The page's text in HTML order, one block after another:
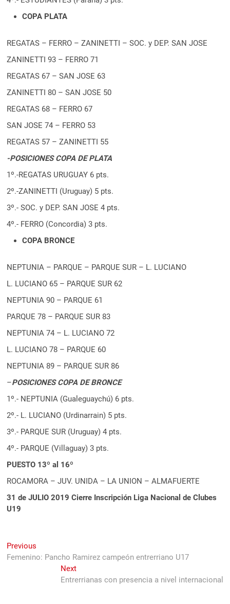
COPA PLATA
REGATAS – FERRO – ZANINETTI – SOC. y DEP. SAN JOSE
ZANINETTI 93 – FERRO 71
REGATAS 67 – SAN JOSE 63
ZANINETTI 80 – SAN JOSE 50
REGATAS 68 – FERRO 67
SAN JOSE 74 – FERRO 53
REGATAS 57 – ZANINETTI 55
-POSICIONES COPA DE PLATA
1º.-REGATAS URUGUAY 6 pts.
2º.-ZANINETTI (Uruguay) 5 pts.
3º.- SOC. y DEP. SAN JOSE 4 pts.
4º.- FERRO (Concordia) 3 pts.
COPA BRONCE
NEPTUNIA – PARQUE – PARQUE SUR – L. LUCIANO
L. LUCIANO 65 – PARQUE SUR 62
NEPTUNIA 90 – PARQUE 61
PARQUE 78 – PARQUE SUR 83
NEPTUNIA 74 – L. LUCIANO 72
L. LUCIANO 78 – PARQUE 60
NEPTUNIA 89 – PARQUE SUR 86
–POSICIONES COPA DE BRONCE
1º.- NEPTUNIA (Gualeguaychú) 6 pts.
2º.- L. LUCIANO (Urdinarrain) 5 pts.
3º.- PARQUE SUR (Uruguay) 4 pts.
4º.- PARQUE (Villaguay) 3 pts.
PUESTO 13º al 16º
ROCAMORA – JUV. UNIDA – LA UNION – ALMAFUERTE
31 de JULIO 2019 Cierre Inscripción Liga Nacional de Clubes
U19
Navegación
de
Previous
post:
Femenino: Pancho Ramirez campeón entrerriano U17
NextNext
post:
Entrerrianas con presencia a nivel internacional